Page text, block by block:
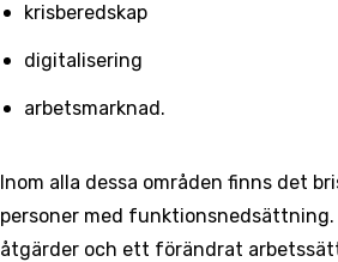
krisberedskap
digitalisering
arbetsmarknad.
Inom alla dessa områden finns det
personer med
åtgärder och ett för­ändrat